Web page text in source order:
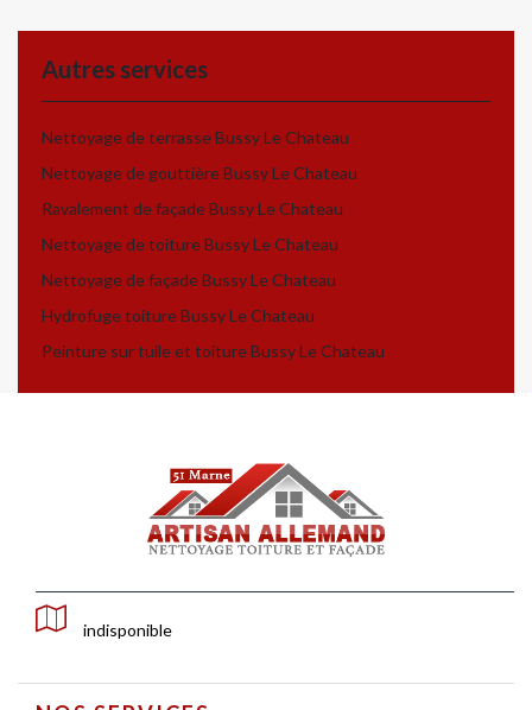
Autres services
Nettoyage de terrasse Bussy Le Chateau
Nettoyage de gouttière Bussy Le Chateau
Ravalement de façade Bussy Le Chateau
Nettoyage de toiture Bussy Le Chateau
Nettoyage de façade Bussy Le Chateau
Hydrofuge toiture Bussy Le Chateau
Peinture sur tuile et toiture Bussy Le Chateau
indisponible